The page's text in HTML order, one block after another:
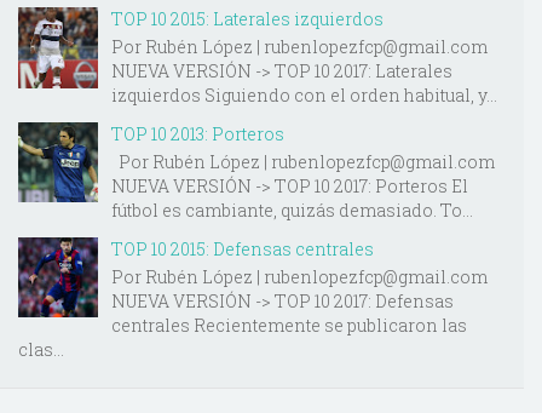
TOP 10 2015: Laterales izquierdos
Por Rubén López | rubenlopezfcp@gmail.com
NUEVA VERSIÓN -> TOP 10 2017: Laterales
izquierdos Siguiendo con el orden habitual, y...
TOP 10 2013: Porteros
Por Rubén López | rubenlopezfcp@gmail.com
NUEVA VERSIÓN -> TOP 10 2017: Porteros El
fútbol es cambiante, quizás demasiado. To...
TOP 10 2015: Defensas centrales
Por Rubén López | rubenlopezfcp@gmail.com
NUEVA VERSIÓN -> TOP 10 2017: Defensas
centrales Recientemente se publicaron las
clas...